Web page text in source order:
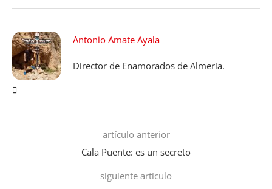
Antonio Amate Ayala
Director de Enamorados de Almería.
artículo anterior
Cala Puente: es un secreto
siguiente artículo